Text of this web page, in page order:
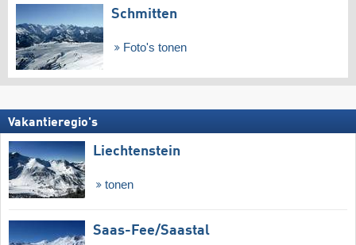
Schmitten
Foto's tonen
Vakantieregio's
Liechtenstein
tonen
Saas-Fee/​Saastal